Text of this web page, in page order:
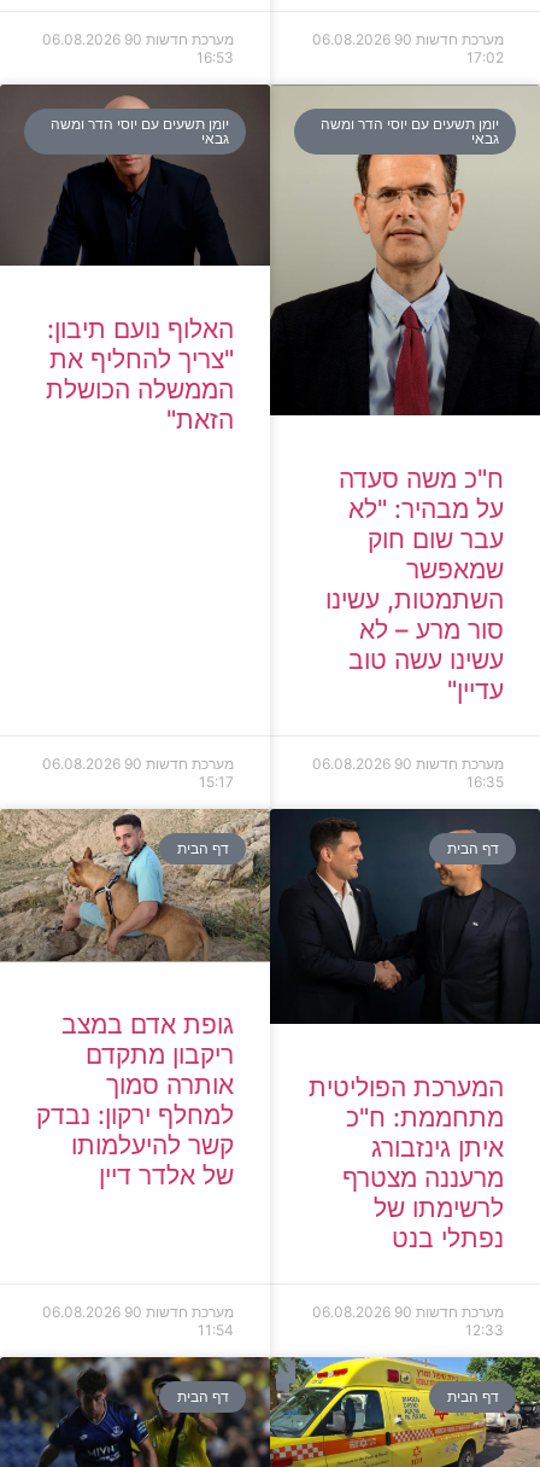
מערכת חדשות 90
06.08.2026
17:02
מערכת חדשות 90
06.08.2026
16:53
יומן תשעים עם יוסי הדר ומשה
גבאי
ח"כ משה סעדה
על מבהיר: "לא
עבר שום חוק
שמאפשר
השתמטות, עשינו
סור מרע – לא
עשינו עשה טוב
עדיין"
מערכת חדשות 90
06.08.2026
16:35
יומן תשעים עם יוסי הדר ומשה
גבאי
האלוף נועם תיבון:
"צריך להחליף את
הממשלה הכושלת
הזאת"
מערכת חדשות 90
06.08.2026
15:17
דף הבית
המערכת הפוליטית
מתחממת: ח"כ
איתן גינזבורג
מרעננה מצטרף
לרשימתו של
נפתלי בנט
מערכת חדשות 90
06.08.2026
12:33
דף הבית
גופת אדם במצב
ריקבון מתקדם
אותרה סמוך
למחלף ירקון: נבדק
קשר להיעלמותו
של אלדר דיין
מערכת חדשות 90
06.08.2026
11:54
דף הבית דף הבית